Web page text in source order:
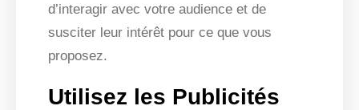
d’interagir avec votre audience et de
susciter leur intérêt pour ce que vous
proposez.
Utilisez les Publicités